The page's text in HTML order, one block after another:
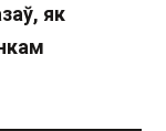
як